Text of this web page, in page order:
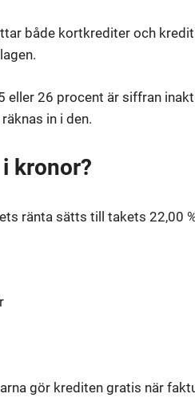
både kortkrediter och
eller 26 procent är siffran
in i den.
kronor?
ränta sätts till takets 22,00
gör krediten gratis när